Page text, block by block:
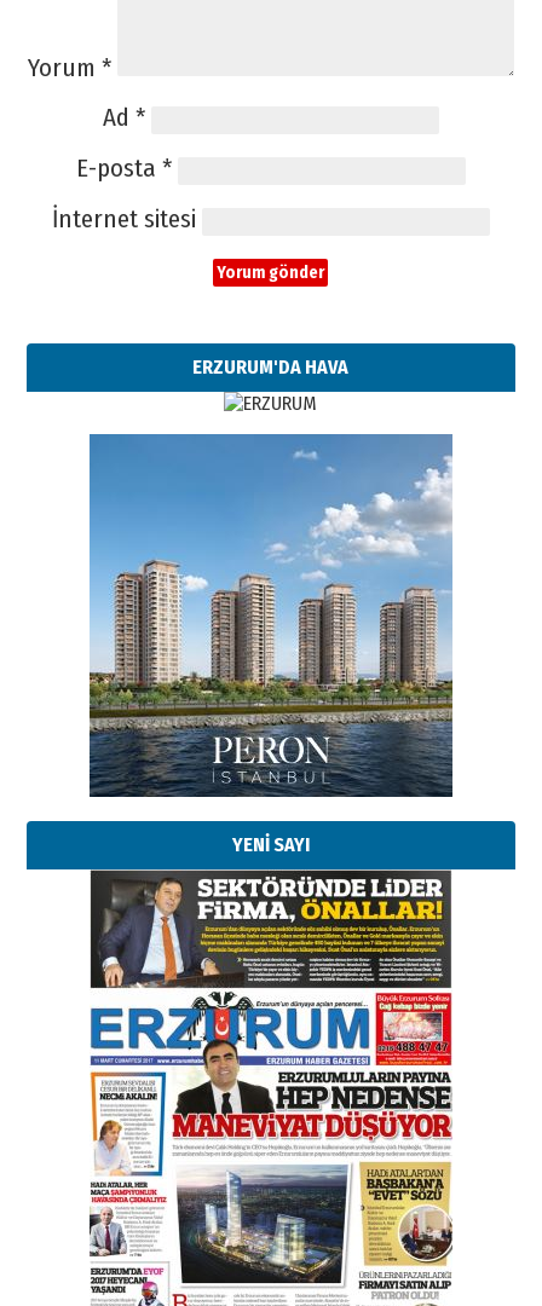
Yorum *
Ad *
E-posta *
İnternet sitesi
ERZURUM'DA HAVA
YENİ SAYI
Esat BİNDESEN
Başkan Sekmen’den Erzurum’a
bir vizyon proje daha!
02 Ağustos 2026 Pazar
Kadir SABUNCUOĞLU
Erzurumspor’un köşe taşları
29 Haziran 2026 Pazartesi
Kenan GÜLERCİ
Murat Şahsuvaroğlu ERKON’da
çıtayı yukarı taşırken,
yönetimdekiler aşağı
çekmemeli!
17 Şubat 2026 SalıOrhan BOZKURT
Bir fotoğraf, bir şehir, bir
gazeteci… Dizginler kimin
elinde?
31 Mart 2026 Salı
A. Berhan Yılmaz
BİR BÖLÜM DEĞİL, BİR ÖMÜR
SEÇİYORSUNUZ… “NEDEN
ATATÜRK ÜNİVERSİTESİ?”
28 Temmuz 2026 Salı
Ahmet Gökhan YAZICI
Ahmed Yesevi’den bir Alperen…
”Reisimiz” idi… Hakka yürüdü.!
26 Mart 2026 Perşembe